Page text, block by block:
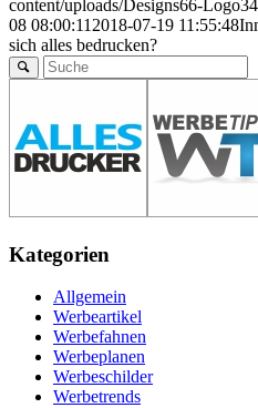
content/uploads/Designs66-
08 08:00:11 2018-07-19 11:55:48
sich alles bedrucken?
Kategorien
Allgemein
Werbeartikel
Werbefahnen
Werbeplanen
Werbeschilder
Werbetrends